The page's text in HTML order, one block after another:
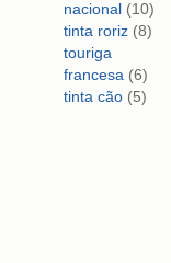
nacional (10)
tinta roriz (8)
touriga
francesa (6)
tinta cão (5)